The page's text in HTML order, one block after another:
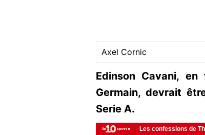
Axel Cornic
Edinson Cavani,
Germain, devrait
Serie A.